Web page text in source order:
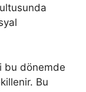
bu dönemde
Bu